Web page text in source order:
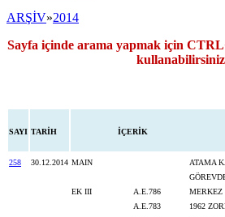
ARŞİV»2014
Sayfa içinde arama yapmak için
SAYI TARİH İÇERİK
258 30.12.2014 MAIN
ATAMA
EK III
A.E.786
MERKEZ
A.E.783
1962